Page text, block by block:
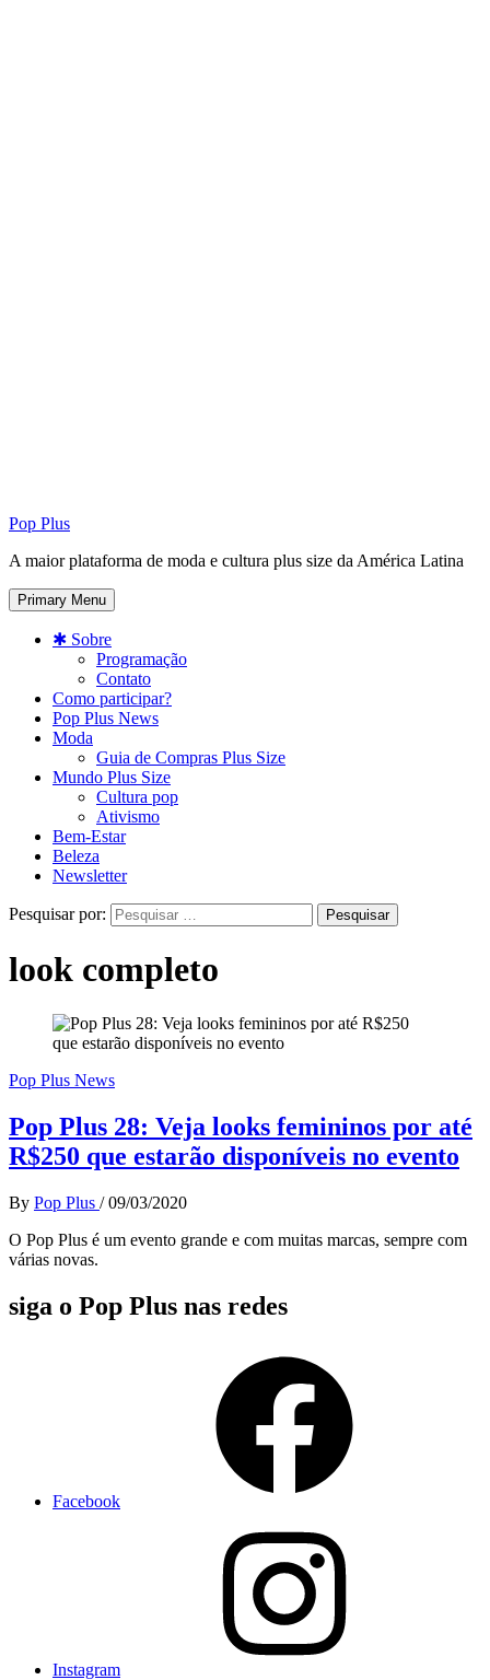
Pop Plus
A maior plataforma de moda e cultura plus size da América Latina
Primary Menu
✱ Sobre
Programação
Contato
Como participar?
Pop Plus News
Moda
Guia de Compras Plus Size
Mundo Plus Size
Cultura pop
Ativismo
Bem-Estar
Beleza
Newsletter
Pesquisar por:
look completo
Pop Plus News
Pop Plus 28: Veja looks femininos por até
R$250 que estarão disponíveis no evento
By Pop Plus / 09/03/2020
O Pop Plus é um evento grande e com muitas marcas, sempre com
várias novas.
siga o Pop Plus nas redes
Facebook
Instagram